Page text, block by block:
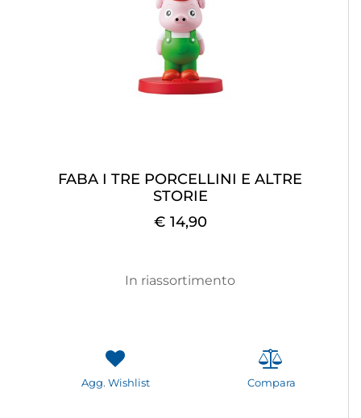
FABA I TRE PORCELLINI E ALTRE
STORIE
€ 14,90
In riassortimento
Agg. Wishlist Compara